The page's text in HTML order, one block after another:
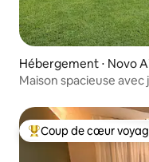
Hébergement ⋅ Novo
Maison spacieuse avec
Coups de cœur
Coup de cœur